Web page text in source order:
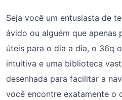
Seja você um entusiasta de
ávido ou alguém que apenas
úteis para o dia a dia, o 36q
intuitiva e uma biblioteca
desenhada para facilitar a
você encontre exatamente o